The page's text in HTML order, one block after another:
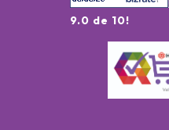
9.0 de 10!